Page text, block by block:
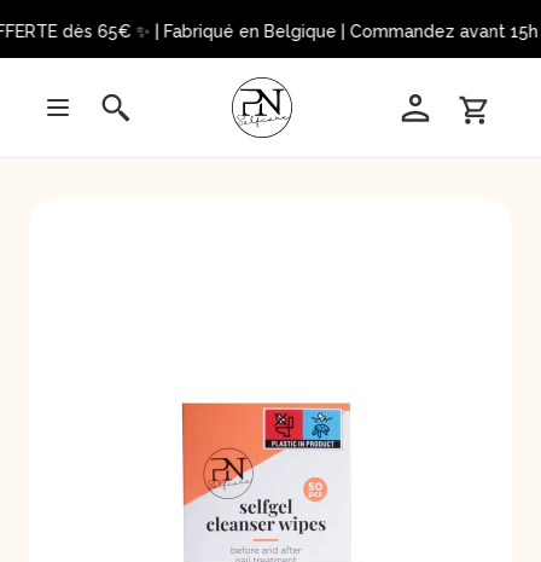
dès 65€ ✨ | Fabriqué en Belgique | Commandez avant 15h